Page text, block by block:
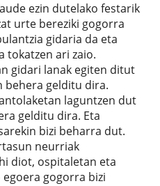
ezin dutelako festarik
urte bereziki gogorra
gidaria da eta
tokatzen ari zaio.
gidari lanak egiten ditut
behera gelditu dira.
laguntzen dut
gelditu dira. Eta
bizi beharra dut.
neurriak
diot, ospitaletan eta
gogorra bizi